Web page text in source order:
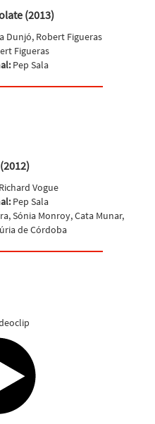
(2013)
Dunjó, Robert Figueras
Figueras
Pep Sala
Richard Vogue
Pep Sala
Sónia Monroy, Cata Munar,
de Córdoba